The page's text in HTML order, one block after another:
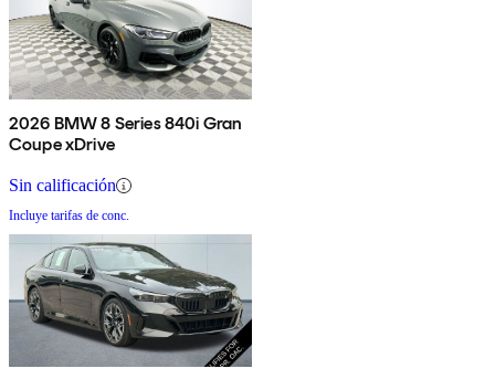
2026 BMW 8 Series 840i Gran
Coupe xDrive
Sin calificación
Incluye tarifas de conc.